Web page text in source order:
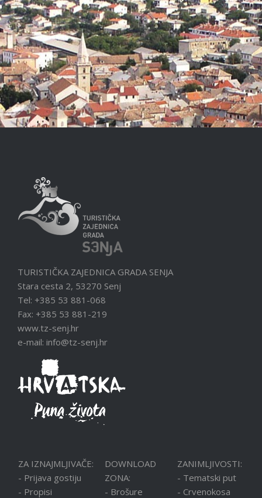
TURISTIČKA ZAJEDNICA GRADA SENJA
Stara cesta 2, 53270 Senj
Tel: +385 53 881-068
Fax: +385 53 881-219
www.tz-senj.hr
e-mail: info@tz-senj.hr
ZA IZNAJMLJIVAČE:
- Prijava gostiju
- Propisi
DOWNLOAD
ZONA:
- Brošure
ZANIMLJIVOSTI:
- Tematski put
- Crvenokosa